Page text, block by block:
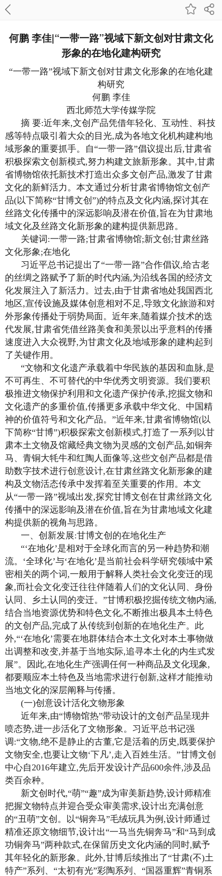
何鹏 李佳|“一带一路”视域下新文创对甘肃文化
形象的在地化建构研究
“一带一路”视域下新文创对甘肃文化形象的在地化建
构研究
何鹏 李佳
西北师范大学传媒学院
摘 要:近年来,文创产品凭借年轻化、互动性、科技
感等特点吸引着大众的目光,成为各地文化机构建构地
域形象的重要抓手。自“一带一路”倡议提出后,甘肃省
积极探索文创新模式,努力构建文旅新形象。其中,甘肃
省博物馆依托新技术打造出众多文创产品,激发了甘肃
文化的新鲜活力。本文通过分析甘肃省博物馆文创产
品(以下简称“甘博文创”)的特点及文化内涵,探讨其在
丝路文化传播中的深远影响及潜在价值,旨在为甘肃地
域文化及丝路文化新形象的建构提供新思路。
关键词:一带一路;甘肃省博物馆;新文创;甘肃丝路
文化形象;在地化
习近平总书记提出了“一带一路”合作倡议,给古老
的丝绸之路赋予了新的时代内涵,为沿线各国的经济文
化发展注入了新活力。过去,由于甘肃省地处我国西北
地区,宣传设施及媒体创意相对不足,导致文化旅游和对
外形象传播处于弱势局面。近年来,随着媒介技术的迭
代发展,甘肃省凭借丝路美食和美景以出乎意料的传播
速度进入大众视野,为甘肃文化及地域形象的建构起到
了关键作用。
“文物和文化遗产承载着中华民族的基因和血脉,是
不可再生、不可替代的中华优秀文明资源。我们要积
极推进文物保护利用和文化遗产保护传承,挖掘文物和
文化遗产的多重价值,传播更多承载中华文化、中国精
神的价值符号和文化产品。”近年来,甘肃省博物馆(以
下简称“甘博”)积极探索文创新模式,打造了一系列以甘
肃本土文物及馆藏经典文物为灵感的文创产品,如铜奔
马、青铜大牦牛和红陶人面像等,这些文创产品都是借
助数字技术进行创意设计,在甘肃丝路文化新形象的建
构及文物活态传承中发挥着至关重要的作用。本文
从“一带一路”视域出发,探究甘博文创在甘肃丝路文化
传播中的深远影响及潜在价值,旨在为甘肃地域文化建
构提供新的视角与思路。
一、创新发展:甘博文创的在地化生产
“‘在地化’是相对于全球化而言的另一种趋势和潮
流。‘全球化’与‘在地化’是当前社会科学研究领域中紧
密相关的两个词,一般用于解释人类社会文化变迁的现
象,而社会文化变迁往往伴随着人们的文化认同、身份
认同、乡土认同的变迁。”甘博积极挖掘传统文物内涵,
结合当地资源优势和特色文化,不断推出极具本土特色
的文创产品,完成了从传统到创新的在地化生产。此
外,“‘在地化’需要在地群体结合本土文化对本土事物做
出调整和改变,并基于当地实际,追寻本土化的内生式发
展”。因此,在地化生产强调任何一种商品及文化现象,
都要顺应本土特色及当地需求进行创新,这样才能推动
当地文化的深层阐释与传播。
(一)创意设计活化文物形象
近年来,由“博物馆热”带动设计的文创产品呈现井
喷态势,进一步活化了文物形象。习近平总书记强
调:“文物,绝不是静止的古董,它是活着的历史,既要保护
文物安全,也要让文物‘下凡’,走入百姓生活。”甘博文创
中心自2016年建立,先后开发设计产品600余件,涉及品
类百余种。
新文创时代,“萌”“趣”成为审美新趋势,设计师精准
把握文物特点并迎合受众审美需求,设计出充满创意
的“丑萌”文创。以“铜奔马”毛绒玩具为例,设计师通过
精准还原文物细节,设计出“一马当先铜奔马”和“马到成
功铜奔马”两种款式,在保留历史文化内涵的同时,赋予
其年轻化的新形象。此外,甘博后续推出了“甘肃(不)土
特产”系列、“太初有光”彩陶系列、“国器重辉”青铜系